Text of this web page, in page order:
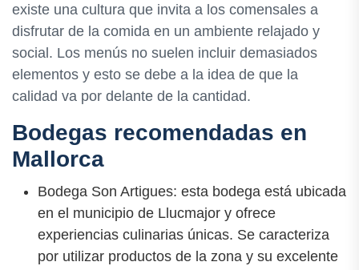
existe una cultura que invita a los comensales a
disfrutar de la comida en un ambiente relajado y
social. Los menús no suelen incluir demasiados
elementos y esto se debe a la idea de que la
calidad va por delante de la cantidad.
Bodegas recomendadas en
Mallorca
Bodega Son Artigues: esta bodega está ubicada
en el municipio de Llucmajor y ofrece
experiencias culinarias únicas. Se caracteriza
por utilizar productos de la zona y su excelente